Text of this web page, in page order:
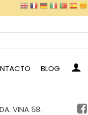
BLOG
VINA 58.